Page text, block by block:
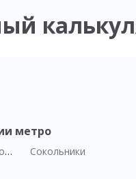
метро
Преображенская площадь
Сокольники